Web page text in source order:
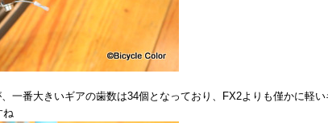
一番大きいギアの歯数は34個となっており、FX2よりも僅かに軽
ね